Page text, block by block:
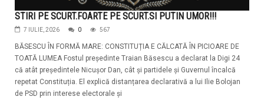
STIRI PE SCURT.FOARTE PE SCURT.SI PUTIN UMOR!!!
7 IULIE, 2026 0 567
BĂSESCU ÎN FORMĂ MARE: CONSTITUȚIA E CĂLCATĂ ÎN PICIOARE DE
TOATĂ LUMEA Fostul președinte Traian Băsescu a declarat la Digi 24
că atât președintele Nicușor Dan, cât și partidele și Guvernul încalcă
repetat Constituția. El explică distanțarea declarativă a lui Ilie Bolojan
de PSD prin interese electorale și